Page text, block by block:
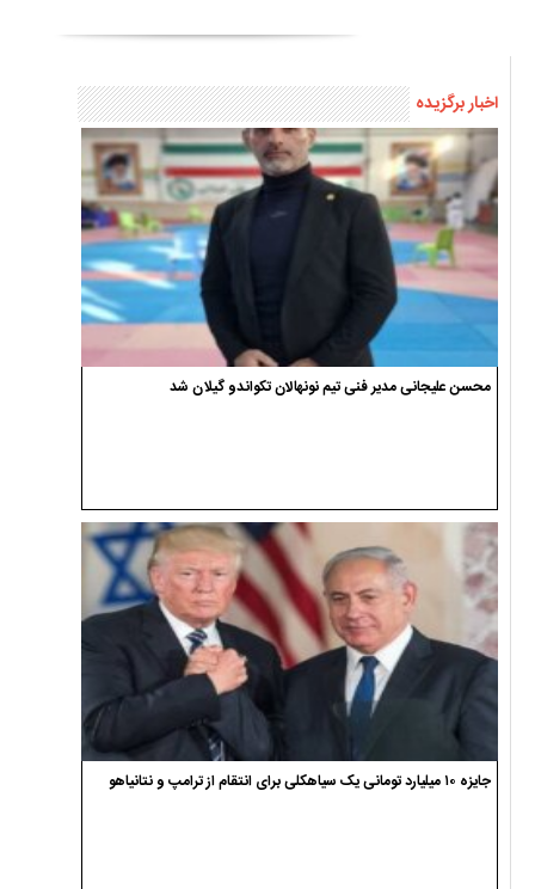
اخبار برگزیده
محسن علیجانی مدیر فنی تیم نونهالان تکواندو گیلان شد
جایزه ۱۰ میلیارد تومانی یک سیاهکلی برای انتقام از ترامپ و نتانیاهو